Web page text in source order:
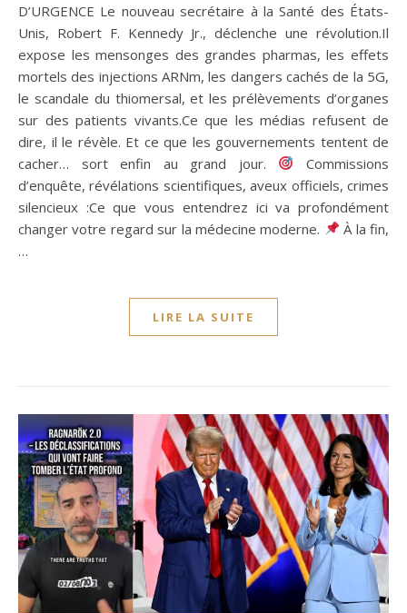
D’URGENCE Le nouveau secrétaire à la Santé des États-
Unis, Robert F. Kennedy Jr., déclenche une révolution.Il
expose les mensonges des grandes pharmas, les effets
mortels des injections ARNm, les dangers cachés de la 5G,
le scandale du thiomersal, et les prélèvements d’organes
sur des patients vivants.Ce que les médias refusent de
dire, il le révèle. Et ce que les gouvernements tentent de
cacher… sort enfin au grand jour.
Commissions
d’enquête, révélations scientifiques, aveux officiels, crimes
silencieux :Ce que vous entendrez ici va profondément
changer votre regard sur la médecine moderne.
À la fin,
…
LIRE LA SUITE